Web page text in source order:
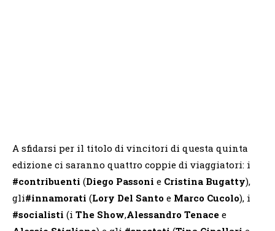
A sfidarsi per il titolo di vincitori di questa quinta
edizione ci saranno quattro coppie di viaggiatori: i
#contribuenti (Diego Passoni e Cristina Bugatty),
gli#innamorati (Lory Del Santo e Marco Cucolo), i
#socialisti (i The Show,Alessandro Tenace e